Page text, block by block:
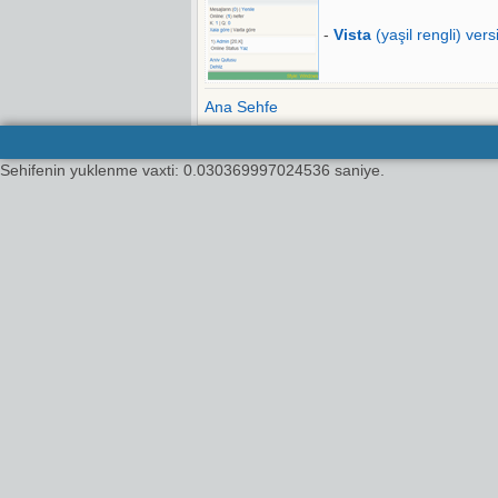
- Vista (yaşil rengli)
Ana Sehfe
Sehifenin yuklenme vaxti: 0.030369997024536 saniye.